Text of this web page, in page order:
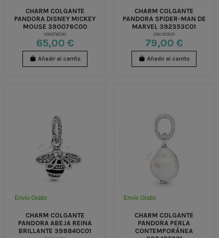
CHARM COLGANTE
PANDORA DISNEY MICKEY
MOUSE 390076C00
390076C00
65,00 €
Añadir al carrito
CHARM COLGANTE
PANDORA SPIDER-MAN DE
MARVEL 392353C01
392353C01
79,00 €
Añadir al carrito
Envío Gratis
CHARM COLGANTE
PANDORA ABEJA REINA
BRILLANTE 398840C01
Envío Gratis
CHARM COLGANTE
PANDORA PERLA
CONTEMPORÁNEA